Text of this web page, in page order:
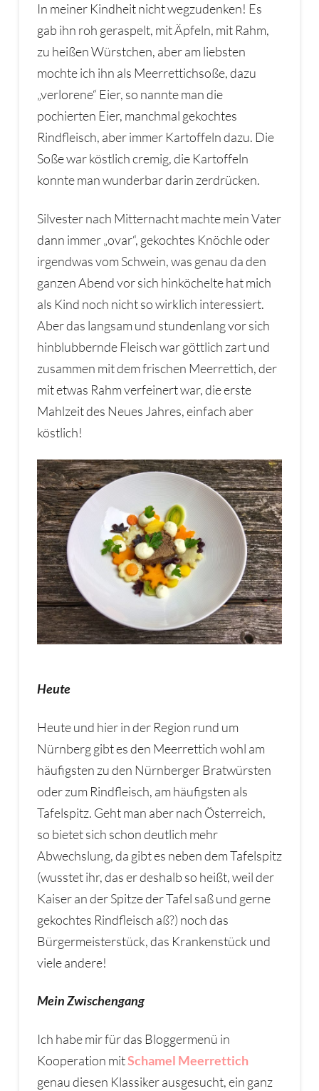
In meiner Kindheit nicht wegzudenken! Es
gab ihn roh geraspelt, mit Äpfeln, mit Rahm,
zu heißen Würstchen, aber am liebsten
mochte ich ihn als Meerrettichsoße, dazu
„verlorene“ Eier, so nannte man die
pochierten Eier, manchmal gekochtes
Rindfleisch, aber immer Kartoffeln dazu. Die
Soße war köstlich cremig, die Kartoffeln
konnte man wunderbar darin zerdrücken.
Silvester nach Mitternacht machte mein Vater
dann immer „ovar“, gekochtes Knöchle oder
irgendwas vom Schwein, was genau da den
ganzen Abend vor sich hinköchelte hat mich
als Kind noch nicht so wirklich interessiert.
Aber das langsam und stundenlang vor sich
hinblubbernde Fleisch war göttlich zart und
zusammen mit dem frischen Meerrettich, der
mit etwas Rahm verfeinert war, die erste
Mahlzeit des Neues Jahres, einfach aber
köstlich!
Heute
Heute und hier in der Region rund um
Nürnberg gibt es den Meerrettich wohl am
häufigsten zu den Nürnberger Bratwürsten
oder zum Rindfleisch, am häufigsten als
Tafelspitz. Geht man aber nach Österreich,
so bietet sich schon deutlich mehr
Abwechslung, da gibt es neben dem Tafelspitz
(wusstet ihr, das er deshalb so heißt, weil der
Kaiser an der Spitze der Tafel saß und gerne
gekochtes Rindfleisch aß?) noch das
Bürgermeisterstück, das Krankenstück und
viele andere!
Mein Zwischengang
Ich habe mir für das Bloggermenü in
Kooperation mitSchamel Meerrettich
genau diesen Klassiker ausgesucht, ein ganz